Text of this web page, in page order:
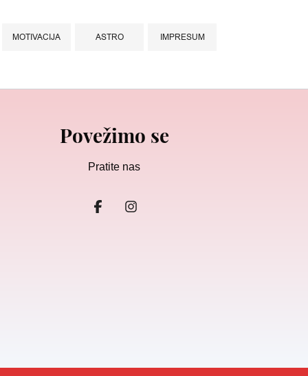
MOTIVACIJA ASTRO IMPRESUM
Povežimo se
Pratite nas